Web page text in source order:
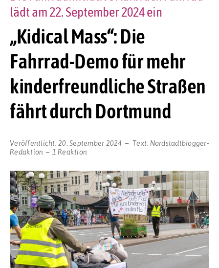
„Kidical Mass“: Die
Fahrrad-Demo für mehr
kinderfreundliche Straßen
fährt durch Dortmund
lädt am 22. September 2024 ein
Veröffentlicht:20. September 2024 Text: Nordstadtblogger-
Redaktion
1 Reaktion